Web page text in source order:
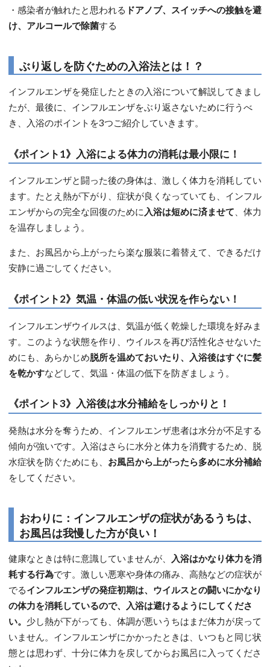
・感染者が触れたと思われる ドアノブ、スイッチへの接触を避
け、アルコールで除菌する
ぶり返しを防ぐための入浴法とは！？
インフルエンザを発症したときの入浴について解説してきまし
たが、最後に、インフルエンザをぶり返さないために行うべ
き、入浴のポイントを3つご紹介していきます。
《ポイント1》入浴による体力の消耗は最小限に！
インフルエンザと闘った後の身体は、激しく体力を消耗してい
ます。たとえ熱が下がり、症状が良くなっていても、インフル
エンザからの完全な回復のために 入浴は短めに済ませて 、体力
を温存しましょう。
また、お風呂から上がったら楽な服装に着替えて、できるだけ
安静に過ごしてください。
《ポイント2》気温・体温の低い状況を作らない！
インフルエンザウイルスは、気温が低く乾燥した環境を好みま
す。このような状態を作り、ウイルスを再び活性化させないた
めにも、あらかじめ脱所を温めておいたり、入浴後はすぐに髪
を乾かすなどして、気温・体温の低下を防ぎましょう。
《ポイント3》入浴後は水分補給をしっかりと！
発熱は水分を奪うため、インフルエンザ患者は水分が不足する
傾向が強いです。入浴はさらに水分と体力を消費するため、脱
水症状を防ぐためにも、 お風呂から上がったら多めに水分補給
をしてください。
おわりに：インフルエンザの症状があるうちは、
お風呂は我慢した方が良い！
健康なときは特に意識していませんが、
入浴はかなり体力を消
耗する行為です。激しい悪寒や身体の痛み、高熱などの症状が
でるインフルエンザの発症初期は、ウイルスとの闘いにかなり
の体力を消耗しているので、入浴は避けるようにしてくださ
い。 少し熱が下がっても、体調が悪いうちはまだ体力が戻って
いません。インフルエンザにかかったときは、いつもと同じ状
態とは思わず、十分に体力を戻してからお風呂に入ってくださ